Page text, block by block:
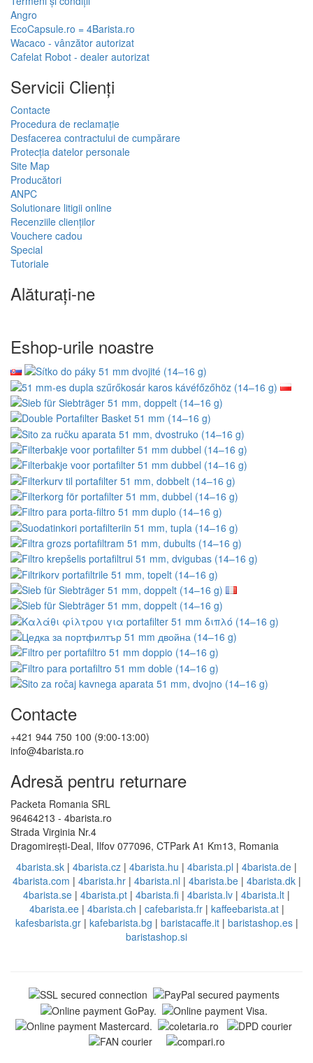
Angro
EcoCapsule.ro = 4Barista.ro
Wacaco - vânzător autorizat
Cafelat Robot - dealer autorizat
Servicii Clienţi
Contacte
Procedura de reclamație
Desfacerea contractului de cumpărare
Protecția datelor personale
Site Map
Producători
ANPC
Solutionare litigii online
Recenziile clienților
Vouchere cadou
Special
Tutoriale
Alăturați-ne
Eshop-urile noastre
Contacte
+421 944 750 100 (9:00-13:00)
info@4barista.ro
Adresă pentru returnare
Packeta Romania SRL
96464213 - 4barista.ro
Strada Virginia Nr.4
Dragomirești-Deal, Ilfov 077096, CTPark A1 Km13, Romania
4barista.sk | 4barista.cz | 4barista.hu | 4barista.pl | 4barista.de |
4barista.com | 4barista.hr| 4barista.nl | 4barista.be| 4barista.dk|
4barista.se | 4barista.pt | 4barista.fi | 4barista.lv | 4barista.lt |
4barista.ee| 4barista.ch | cafebarista.fr| kaffeebarista.at|
kafesbarista.gr| kafebarista.bg | baristacaffe.it| baristashop.es|
baristashop.si